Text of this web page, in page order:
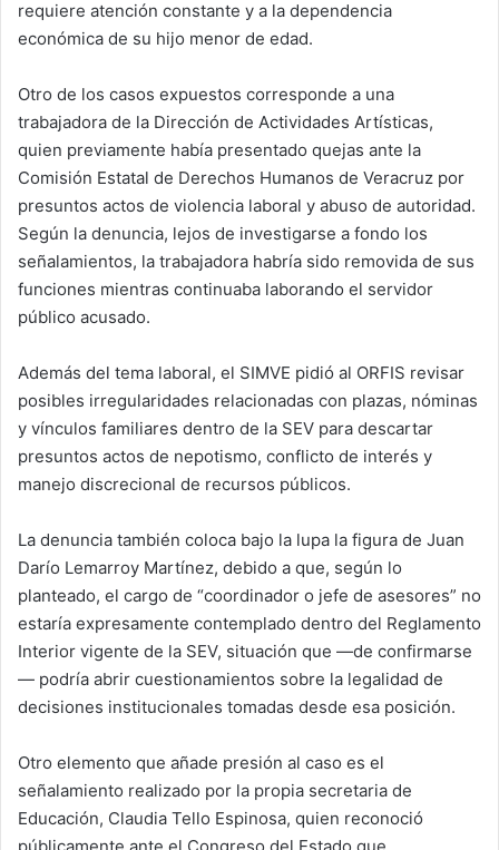
requiere atención constante y a la dependencia
económica de su hijo menor de edad.
Otro de los casos expuestos corresponde a una
trabajadora de la Dirección de Actividades Artísticas,
quien previamente había presentado quejas ante la
Comisión Estatal de Derechos Humanos de Veracruz por
presuntos actos de violencia laboral y abuso de autoridad.
Según la denuncia, lejos de investigarse a fondo los
señalamientos, la trabajadora habría sido removida de sus
funciones mientras continuaba laborando el servidor
público acusado.
Además del tema laboral, el SIMVE pidió al ORFIS revisar
posibles irregularidades relacionadas con plazas, nóminas
y vínculos familiares dentro de la SEV para descartar
presuntos actos de nepotismo, conflicto de interés y
manejo discrecional de recursos públicos.
La denuncia también coloca bajo la lupa la figura de Juan
Darío Lemarroy Martínez, debido a que, según lo
planteado, el cargo de “coordinador o jefe de asesores” no
estaría expresamente contemplado dentro del Reglamento
Interior vigente de la SEV, situación que —de confirmarse
— podría abrir cuestionamientos sobre la legalidad de
decisiones institucionales tomadas desde esa posición.
Otro elemento que añade presión al caso es el
señalamiento realizado por la propia secretaria de
Educación, Claudia Tello Espinosa, quien reconoció